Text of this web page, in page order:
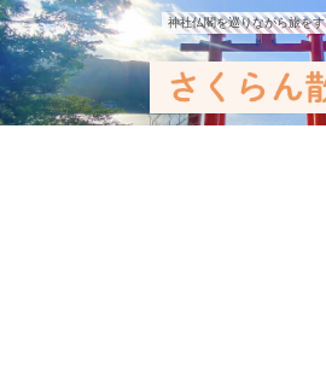
神社仏閣を巡りながら旅を